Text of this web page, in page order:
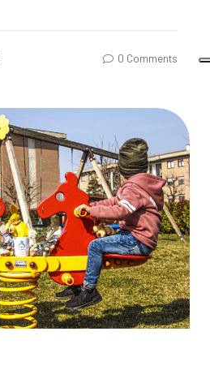
0 Comments